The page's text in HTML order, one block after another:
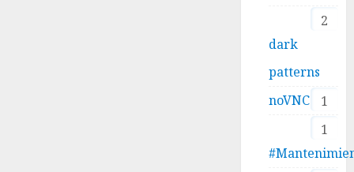
2
dark
patterns
1
noVNC
1